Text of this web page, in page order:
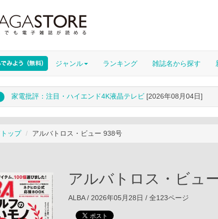
ジャンル ランキング 雑誌名から探す
家電批評：注目・ハイエンド4K液晶テレビ [2026年08月04日]
ップ アルバトロス・ビュー 938号
アルバトロス・ビュ
ALBA / 2026年05月28日 / 全123ページ